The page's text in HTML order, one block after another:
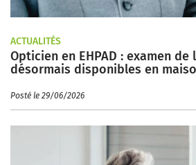
ACTUALITÉS
Opticien en EHPAD : examen
désormais disponibles en
Posté le 29/06/2026